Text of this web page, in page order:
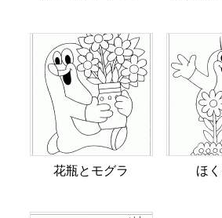
花瓶とモグラ ほ